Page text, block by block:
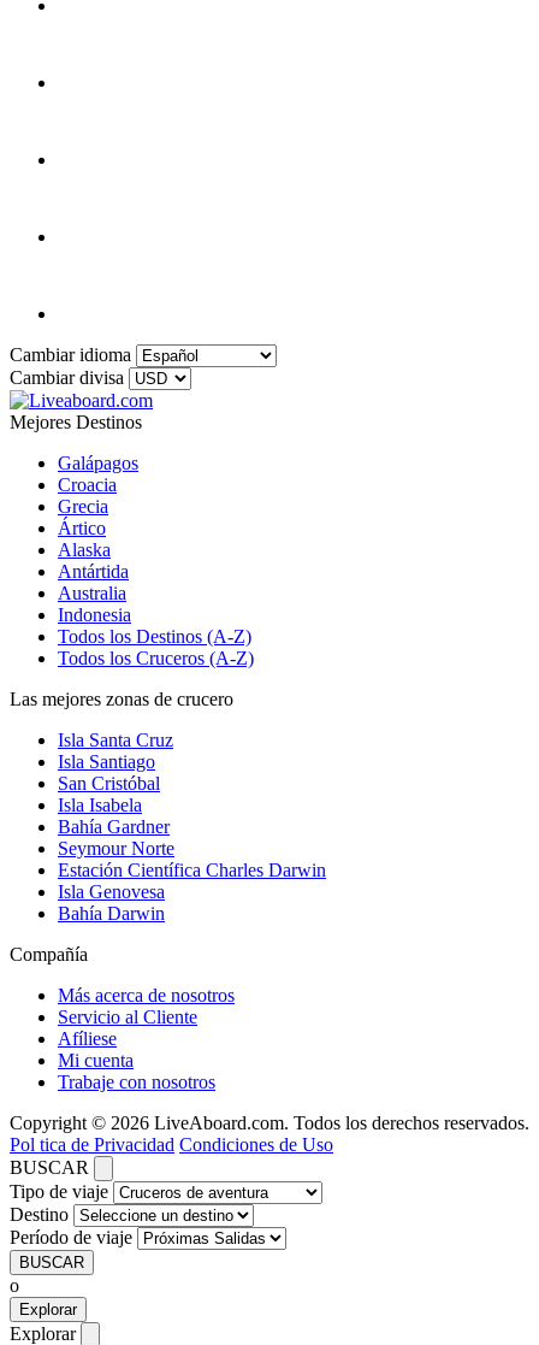
Cambiar idioma
Cambiar divisa
Mejores Destinos
Galápagos
Croacia
Grecia
Ártico
Alaska
Antártida
Australia
Indonesia
Todos los Destinos (A-Z)
Todos los Cruceros (A-Z)
Las mejores zonas de crucero
Isla Santa Cruz
Isla Santiago
San Cristóbal
Isla Isabela
Bahía Gardner
Seymour Norte
Estación Científica Charles Darwin
Isla Genovesa
Bahía Darwin
Compañía
Más acerca de nosotros
Servicio al Cliente
Afíliese
Mi cuenta
Trabaje con nosotros
Copyright © 2026 LiveAboard.com. Todos los derechos reservados.
Pol tica de Privacidad Condiciones de Uso
BUSCAR
Tipo de viaje
Destino
Período de viaje
BUSCAR
o
Explorar
Explorar